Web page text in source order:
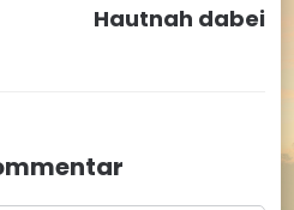
Hautnah dabei